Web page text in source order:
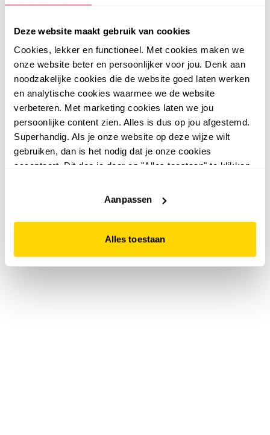
Deze website maakt gebruik van cookies
Cookies, lekker en functioneel. Met cookies maken we
onze website beter en persoonlijker voor jou. Denk aan
noodzakelijke cookies die de website goed laten werken
en analytische cookies waarmee we de website
verbeteren. Met marketing cookies laten we jou
persoonlijke content zien. Alles is dus op jou afgestemd.
Superhandig. Als je onze website op deze wijze wilt
gebruiken, dan is het nodig dat je onze cookies
accepteert. Dit doe je door op "Alles toestaan" te klikken.
website niet optimaal functioneert.
Aanpassen
Alles toestaan